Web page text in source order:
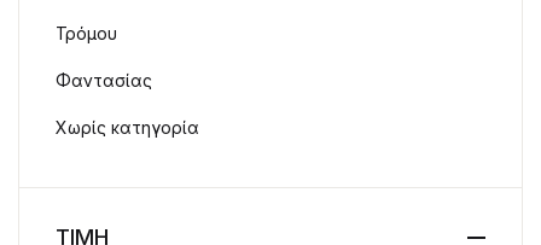
Τρόμου
Φαντασίας
Χωρίς κατηγορία
ΤΙΜΗ